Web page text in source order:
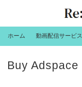
ホーム 動画配信サービス
Buy Adspace